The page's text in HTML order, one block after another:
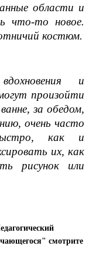
области и
что-то новое.
костюм.
и
произойти
за обедом,
очень часто
как и
их, как
рисунок или
смотрите